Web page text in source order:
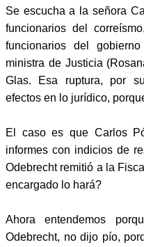
Se escucha a la señora
funcionarios del
funcionarios del
ministra de Justicia
Glas. Esa ruptura, por
efectos en lo jurídico,
El caso es que Carlos
informes con indicios de
Odebrecht remitió a la
encargado lo hará?
Ahora entendemos
Odebrecht, no dijo pío,